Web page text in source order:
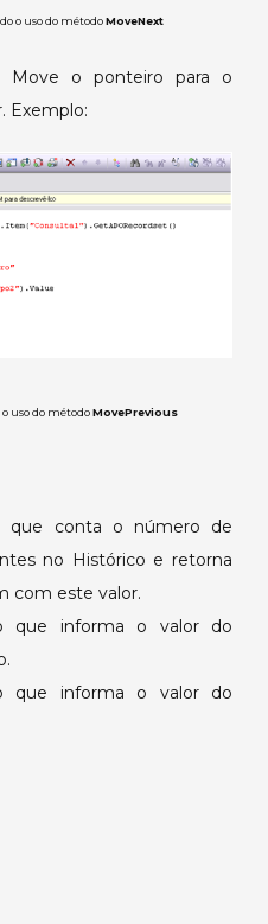
o uso do métodoMoveNext
Move o ponteiro para o
Exemplo:
uso do métodoMovePrevious
que conta o número de
no Histórico e retorna
com este valor.
que informa o valor do
que informa o valor do